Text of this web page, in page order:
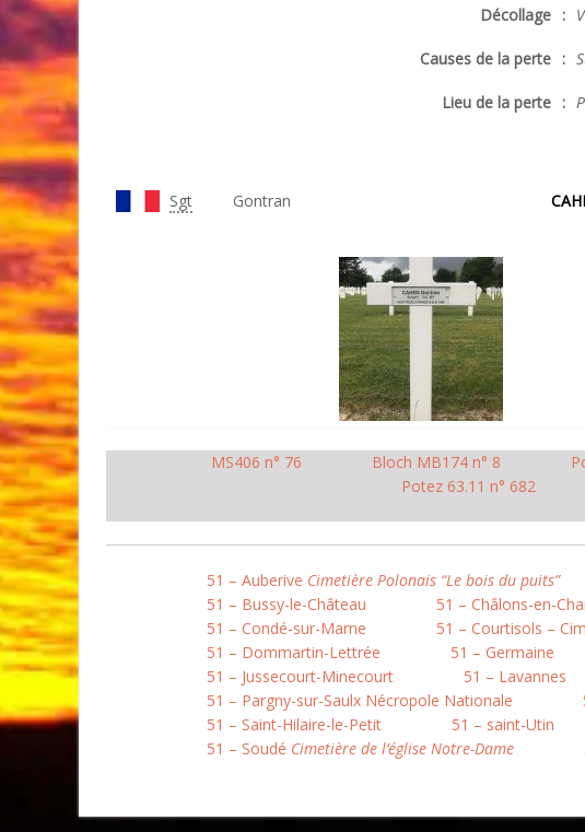
Décollage :
Causes de la perte :
Lieu de la perte :
Sgt Gontran
MS406 n° 76 Bloch MB174 n° 8
Potez 63.11 n° 682
51 – Auberive Cimetière Polonais “Le bois du puits”
51 – Bussy-le-Château
51 – Châlons-en-
51 – Condé-sur-Marne
51 – Courtisols –
51 – Dommartin-Lettrée
51 – Germaine
51 – Jussecourt-Minecourt
51 – Lavannes
51 – Pargny-sur-Saulx Nécropole Nationale
51 – Saint-Hilaire-le-Petit
51 – saint-Utin
51 – Soudé Cimetière de l’église Notre-Dame